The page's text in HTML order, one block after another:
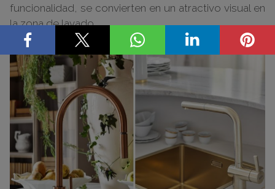
funcionalidad, se convierten en un atractivo visual en
la zona de lavado.